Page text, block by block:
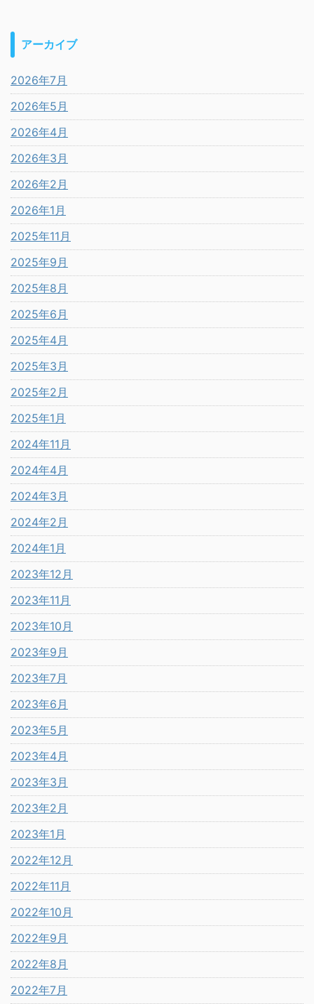
アーカイブ
2026年7月
2026年5月
2026年4月
2026年3月
2026年2月
2026年1月
2025年11月
2025年9月
2025年8月
2025年6月
2025年4月
2025年3月
2025年2月
2025年1月
2024年11月
2024年4月
2024年3月
2024年2月
2024年1月
2023年12月
2023年11月
2023年10月
2023年9月
2023年7月
2023年6月
2023年5月
2023年4月
2023年3月
2023年2月
2023年1月
2022年12月
2022年11月
2022年10月
2022年9月
2022年8月
2022年7月